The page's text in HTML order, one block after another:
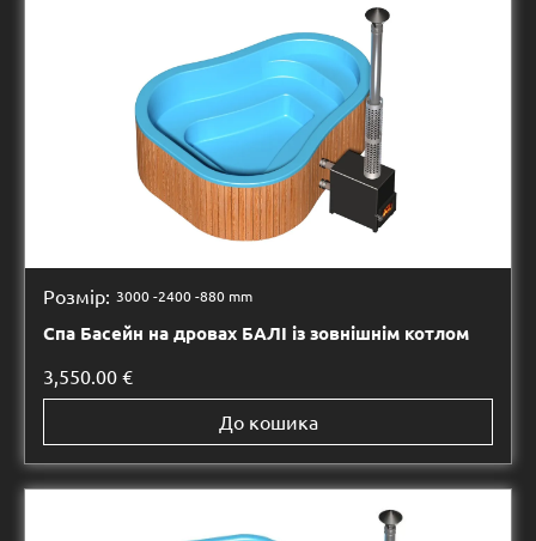
Розмір: 3000 -2400 -880 mm
Спа Басейн на дровах БАЛІ із зовнішнім котлом
3,550.00 €
До кошика